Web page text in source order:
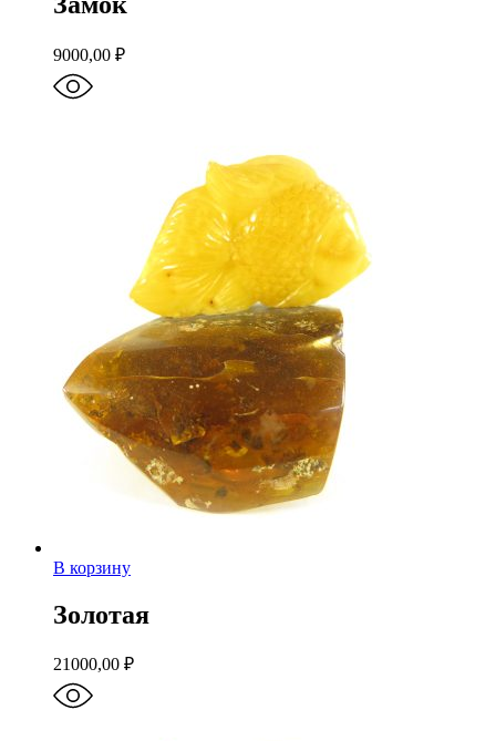
9000,00 ₽
В корзину
Золотая
21000,00 ₽